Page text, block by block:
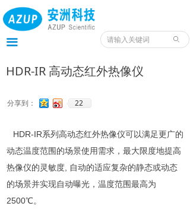
끀
首页
产品
服务
我们
服务预约入口
资料
ꄙ
HDR-IR 高动态红外热像仪
HDR-IR系列高动态红外热像仪可以满足更广的
动态温度范围的场景使用需求， 最大限度地提高
热像仪的灵敏度 自动的适应复杂的静态或动态
的场景并实现自动曝光，温度范围最高为
2500℃。
分享到： 22